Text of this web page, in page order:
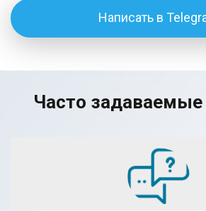
Написать в
Часто